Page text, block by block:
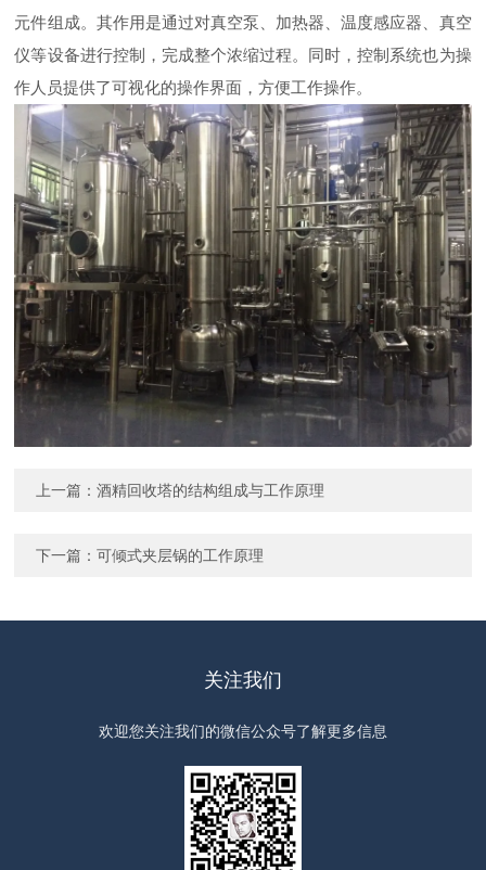
元件组成。其作用是通过对真空泵、加热器、温度感应器、真空
仪等设备进行控制，完成整个浓缩过程。同时，控制系统也为操
作人员提供了可视化的操作界面，方便工作操作。
上一篇：酒精回收塔的结构组成与工作原理
下一篇：可倾式夹层锅的工作原理
关注我们
欢迎您关注我们的微信公众号了解更多信息